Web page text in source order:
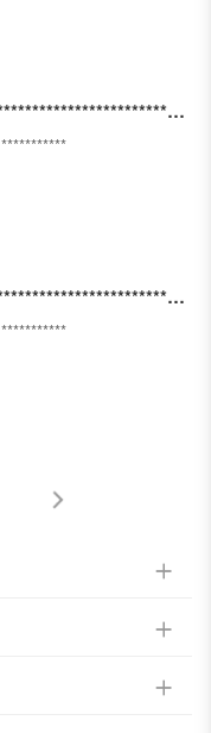
****************************************************************************
***********
***************************************************************************************
***********